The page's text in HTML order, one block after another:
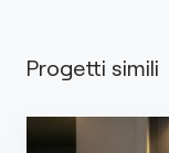
Progetti simili